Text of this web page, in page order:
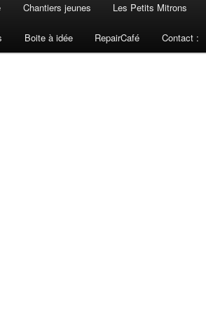
Chantiers jeunes Les Petits Mitrons
Boite à idée RepairCafé Contact :